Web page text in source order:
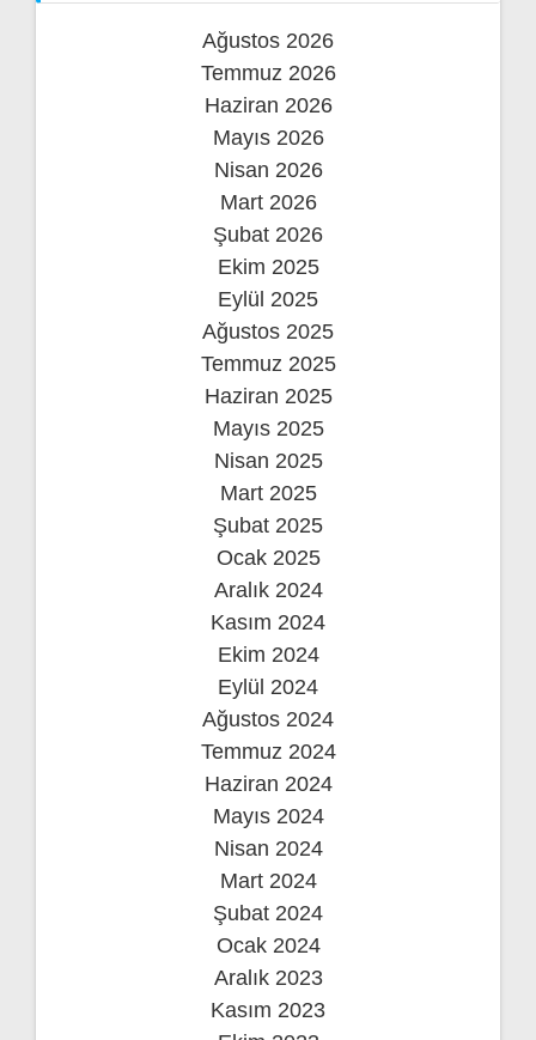
Ağustos 2026
Temmuz 2026
Haziran 2026
Mayıs 2026
Nisan 2026
Mart 2026
Şubat 2026
Ekim 2025
Eylül 2025
Ağustos 2025
Temmuz 2025
Haziran 2025
Mayıs 2025
Nisan 2025
Mart 2025
Şubat 2025
Ocak 2025
Aralık 2024
Kasım 2024
Ekim 2024
Eylül 2024
Ağustos 2024
Temmuz 2024
Haziran 2024
Mayıs 2024
Nisan 2024
Mart 2024
Şubat 2024
Ocak 2024
Aralık 2023
Kasım 2023